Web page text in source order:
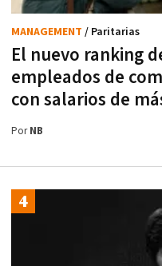
El nuevo ranking
empleados de
con salarios de
MANAGEMENT / Paritarias
PorNB